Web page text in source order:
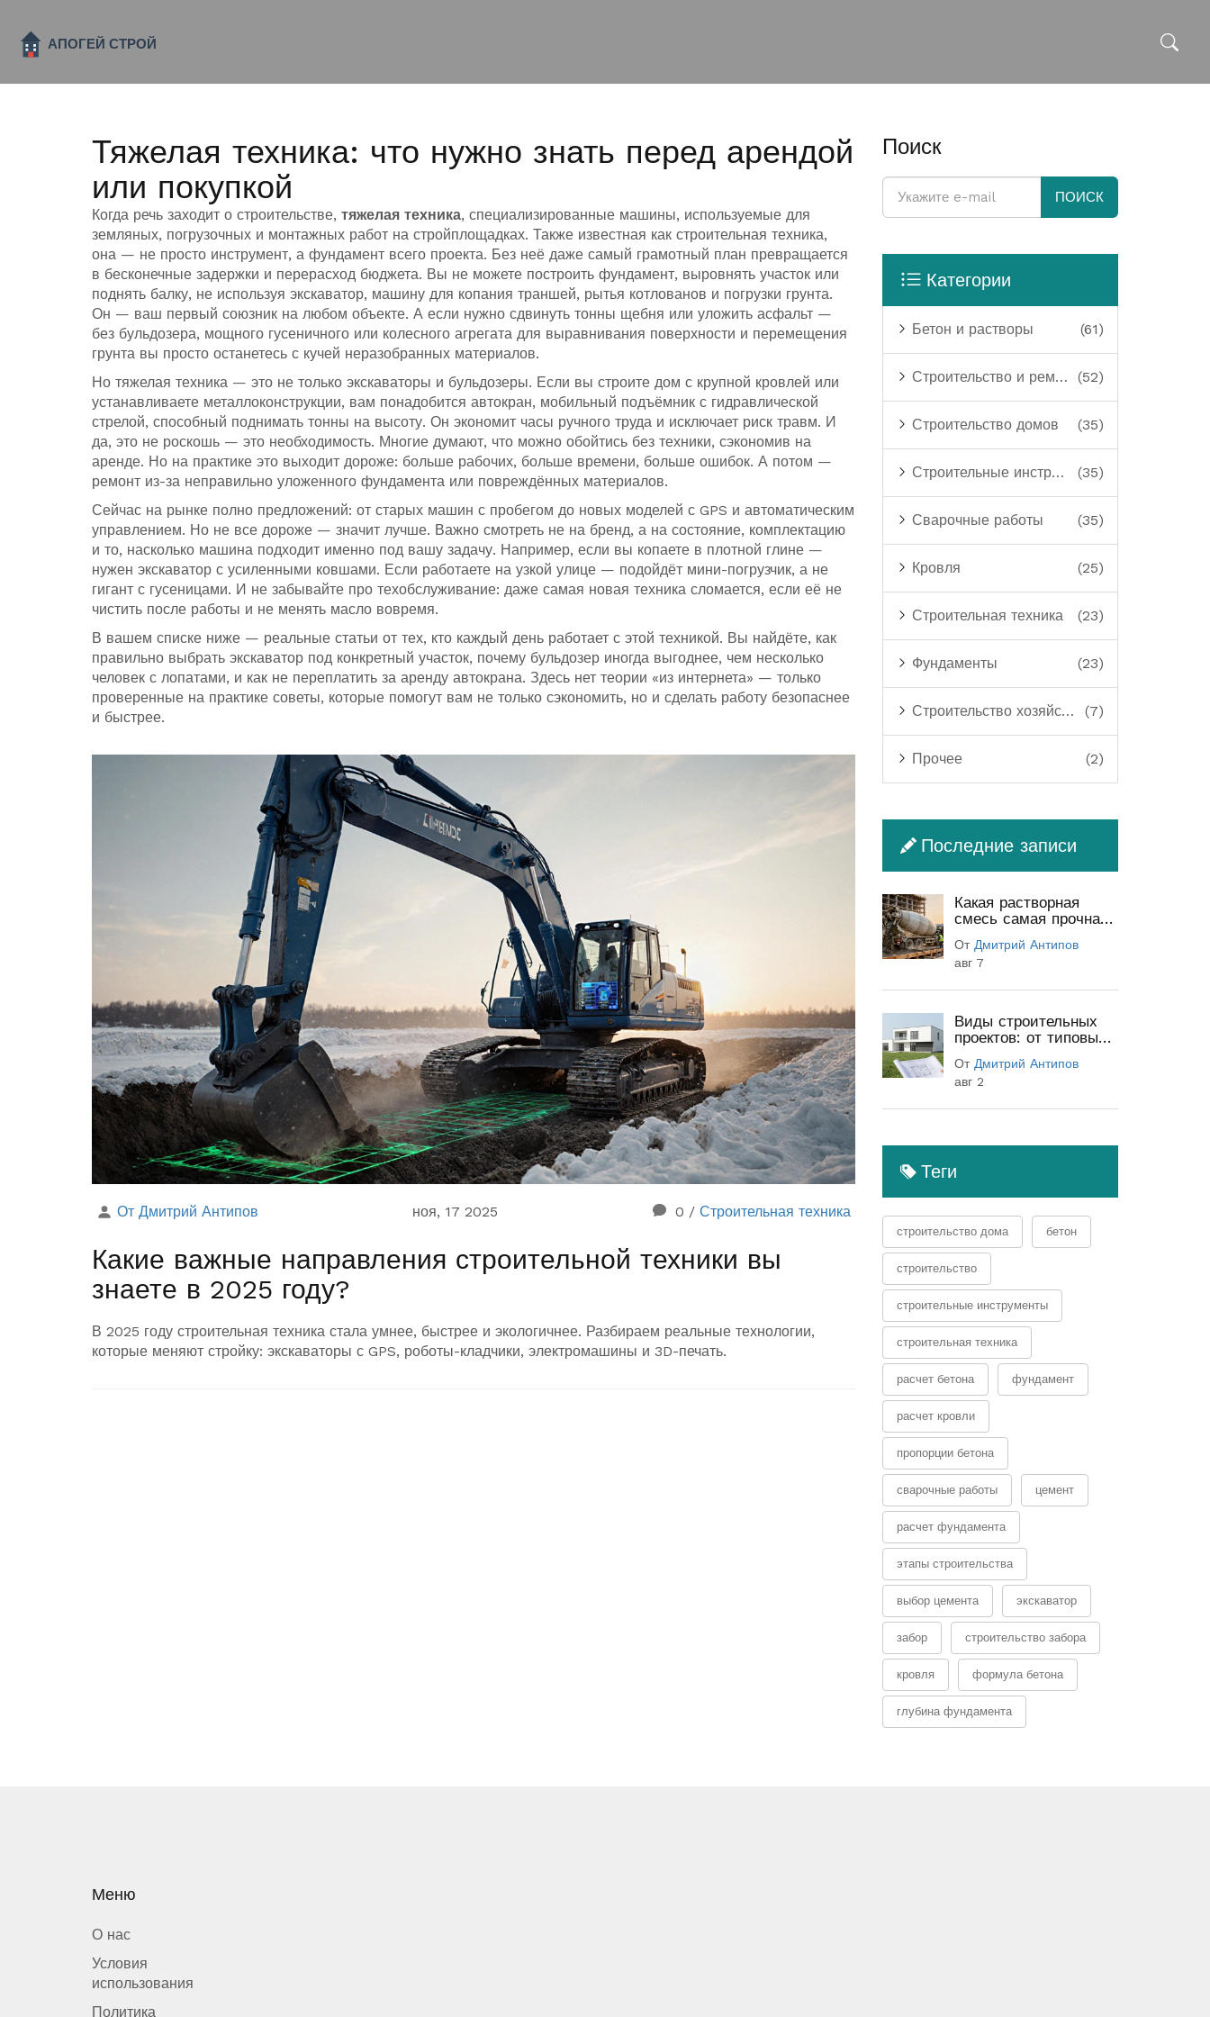
Тяжелая техника: что нужно знать перед арендой
или покупкой
Когда речь заходит о строительстве, тяжелая техника, специализированные машины, используемые для
земляных, погрузочных и монтажных работ на стройплощадках. Также известная как строительная техника,
она — не просто инструмент, а фундамент всего проекта. Без неё даже самый грамотный план превращается
в бесконечные задержки и перерасход бюджета. Вы не можете построить фундамент, выровнять участок или
поднять балку, не используя экскаватор, машину для копания траншей, рытья котлованов и погрузки грунта.
Он — ваш первый союзник на любом объекте. А если нужно сдвинуть тонны щебня или уложить асфальт —
без бульдозера, мощного гусеничного или колесного агрегата для выравнивания поверхности и перемещения
грунта вы просто останетесь с кучей неразобранных материалов.
Но тяжелая техника — это не только экскаваторы и бульдозеры. Если вы строите дом с крупной кровлей или
устанавливаете металлоконструкции, вам понадобится автокран, мобильный подъёмник с гидравлической
стрелой, способный поднимать тонны на высоту. Он экономит часы ручного труда и исключает риск травм. И
да, это не роскошь — это необходимость. Многие думают, что можно обойтись без техники, сэкономив на
аренде. Но на практике это выходит дороже: больше рабочих, больше времени, больше ошибок. А потом —
ремонт из-за неправильно уложенного фундамента или повреждённых материалов.
Сейчас на рынке полно предложений: от старых машин с пробегом до новых моделей с GPS и автоматическим
управлением. Но не все дороже — значит лучше. Важно смотреть не на бренд, а на состояние, комплектацию
и то, насколько машина подходит именно под вашу задачу. Например, если вы копаете в плотной глине —
нужен экскаватор с усиленными ковшами. Если работаете на узкой улице — подойдёт мини-погрузчик, а не
гигант с гусеницами. И не забывайте про техобслуживание: даже самая новая техника сломается, если её не
чистить после работы и не менять масло вовремя.
В вашем списке ниже — реальные статьи от тех, кто каждый день работает с этой техникой. Вы найдёте, как
правильно выбрать экскаватор под конкретный участок, почему бульдозер иногда выгоднее, чем несколько
человек с лопатами, и как не переплатить за аренду автокрана. Здесь нет теории «из интернета» — только
проверенные на практике советы, которые помогут вам не только сэкономить, но и сделать работу безопаснее
и быстрее.
От Дмитрий Антипов ноя, 17 2025 0 / Строительная техника
Какие важные направления строительной техники вы
знаете в 2025 году?
В 2025 году строительная техника стала умнее, быстрее и экологичнее. Разбираем реальные технологии,
которые меняют стройку: экскаваторы с GPS, роботы-кладчики, электромашины и 3D-печать.
Поиск
ПОИСК
Категории
Бетон и растворы (61)
Строительство и ремонт (52)
Строительство домов (35)
Строительные инструменты (35)
Сварочные работы (35)
Кровля (25)
Строительная техника (23)
Фундаменты (23)
Строительство хозяйственных построек (7)
Прочее (2)
Последние записи
Какая растворная
смесь самая прочная:
секреты прочности
От Дмитрий Антипов
авг 7
Виды строительных
проектов: от типовых
(полный гид)
От Дмитрий Антипов
авг 2
Теги
строительство дома бетон
строительство
строительные инструменты
строительная техника
расчет бетона фундамент
расчет кровли
пропорции бетона
сварочные работы цемент
расчет фундамента
этапы строительства
выбор цемента экскаватор
забор строительство забора
кровля формула бетона
глубина фундамента
Меню
О нас
Условия
использования
Политика